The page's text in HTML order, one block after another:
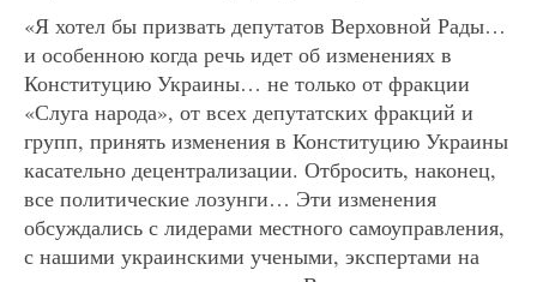
«Я хотел бы призвать депутатов Верховной Рады…
и особенною когда речь идет об изменениях в
Конституцию Украины… не только от фракции
«Слуга народа», от всех депутатских фракций и
групп, принять изменения в Конституцию Украины
касательно децентрализации. Отбросить, наконец,
все политические лозунги… Эти изменения
обсуждались с лидерами местного самоуправления,
с нашими украинскими учеными, экспертами на